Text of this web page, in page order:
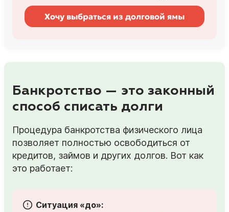
Хочу выбраться из долговой ямы
Банкротство — это законный
способ списать долги
Процедура банкротства физического лица
позволяет полностью освободиться от
кредитов, займов и других долгов. Вот как
это работает:
Ситуация «до»: